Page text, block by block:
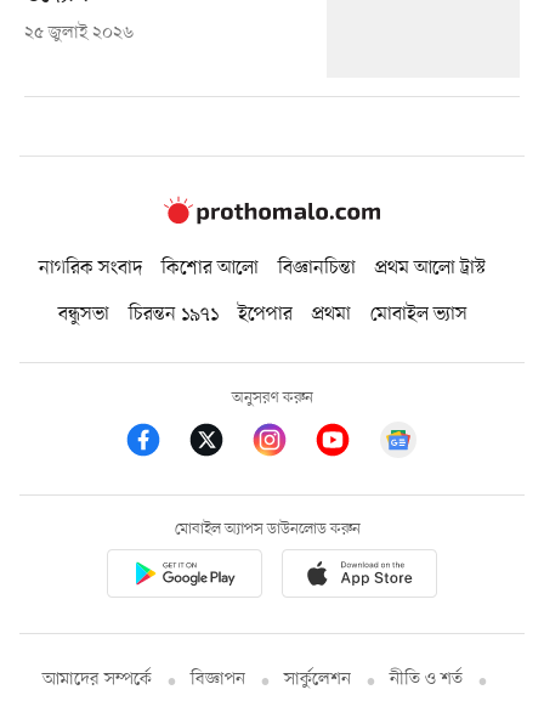
২৫ জুলাই ২০২৬
নাগরিক সংবাদ কিশোর আলো বিজ্ঞানচিন্তা
প্রথম আলো ট্রাস্ট
বন্ধুসভা
চিরন্তন ১৯৭১ ইপেপার প্রথমা মোবাইল ভ্যাস
অনুসরণ করুন
মোবাইল অ্যাপস ডাউনলোড করুন
আমাদের সম্পর্কে বিজ্ঞাপন সার্কুলেশন নীতি ও শর্ত